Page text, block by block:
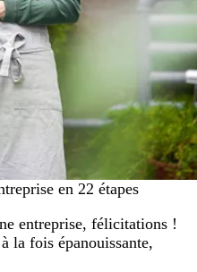
en 22 étapes
entreprise, félicitations !
la fois épanouissante,